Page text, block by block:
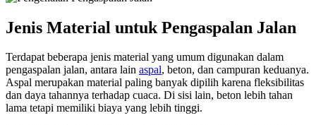
Jenis Material untuk Pengaspalan Jalan
Terdapat beberapa jenis material yang umum digunakan dalam
pengaspalan jalan, antara lain aspal, beton, dan campuran keduanya.
Aspal merupakan material paling banyak dipilih karena fleksibilitas
dan daya tahannya terhadap cuaca. Di sisi lain, beton lebih tahan
lama tetapi memiliki biaya yang lebih tinggi.